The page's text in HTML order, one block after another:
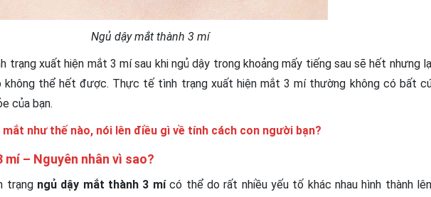
Ngủ dậy mắt thành 3 mí
trạng xuất hiện mắt 3 mí sau khi ngủ dậy trong khoảng mấy tiếng sau sẽ hết nhưng
không thể hết được. Thực tế tình trạng xuất hiện mắt 3 mí thường không có bất
của bạn.
mắt như thế nào, nói lên điều gì về tính cách con người bạn?
– Nguyên nhân vì sao?
trạng ngủ dậy mắt thành 3 mícó thể do rất nhiều yếu tố khác nhau hình thành